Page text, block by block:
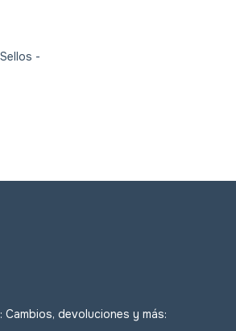
-
Cambios, devoluciones y más: